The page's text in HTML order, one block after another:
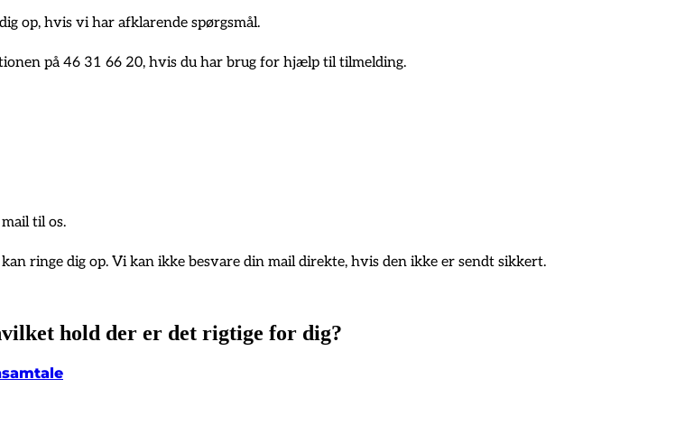
op, hvis vi har afklarende spørgsmål.
på 46 31 66 20, hvis du har brug for hjælp til tilmelding.
til os.
ringe dig op. Vi kan ikke besvare din mail direkte, hvis den ikke er sendt sikkert.
hold der er det rigtige for dig?